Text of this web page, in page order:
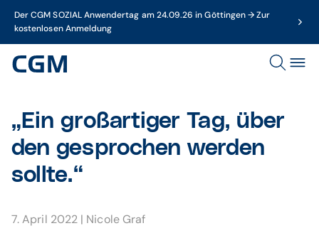
Der CGM SOZIAL Anwendertag am 24.09.26 in Göttingen → Zur
kostenlosen Anmeldung
„Ein großartiger Tag, über
den gesprochen werden
sollte.“
7. April 2022 | Nicole Graf